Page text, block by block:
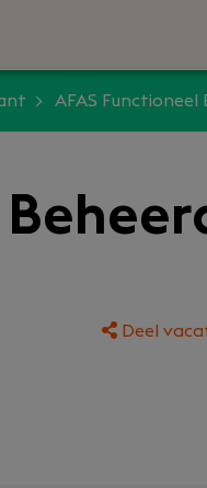
AFAS Functioneel
Deel